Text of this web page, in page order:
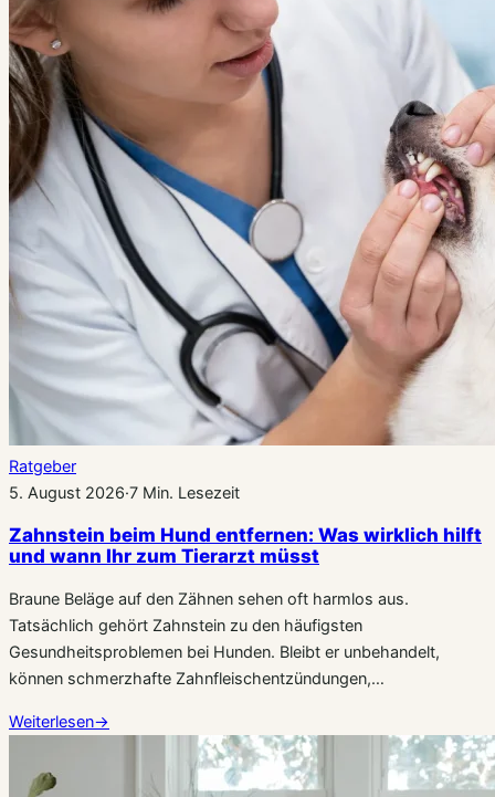
Ratgeber
5. August 2026·7 Min. Lesezeit
Zahnstein beim Hund entfernen: Was wirklich hilft
und wann Ihr zum Tierarzt müsst
Braune Beläge auf den Zähnen sehen oft harmlos aus.
Tatsächlich gehört Zahnstein zu den häufigsten
Gesundheitsproblemen bei Hunden. Bleibt er unbehandelt,
können schmerzhafte Zahnfleischentzündungen,…
Weiterlesen→